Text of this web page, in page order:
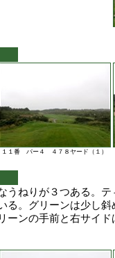
１１番 パー４ ４７８ヤード（１）
うねりが３つある。
る。グリーンは少し
ーンの手前と右サイ